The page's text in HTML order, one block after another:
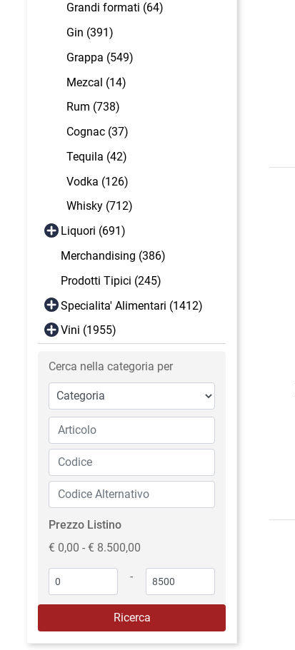
Grandi formati (64)
Gin (391)
Grappa (549)
Mezcal (14)
Rum (738)
Cognac (37)
Tequila (42)
Vodka (126)
Whisky (712)
Liquori (691)
Merchandising (386)
Prodotti Tipici (245)
Specialita' Alimentari (1412)
Vini (1955)
Cerca nella categoria per
Prezzo Listino
€ 0,00 - € 8.500,00
-